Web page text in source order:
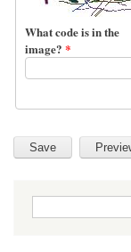
What code is in the
image? *
Search form